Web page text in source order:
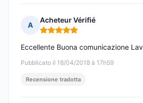
A
Acheteur Vérifié
Nota: 5 su 5
Pubblicato il 18/04/2018 à 17h59
Eccellente Buona comunicazione
Recensione tradotta